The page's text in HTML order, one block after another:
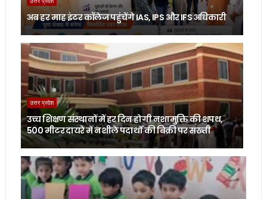
अब हर माह इंटर कॉलेज पहुंचेंगे IAS, IPS और IFS अधिकारी
उत्तर प्रदेश
उच्च शिक्षण संस्थानों में हर दिन होगी नशामुक्ति की शपथ,
500 मीटर दायरे में नशीले पदार्थों की बिक्री पर सख्ती